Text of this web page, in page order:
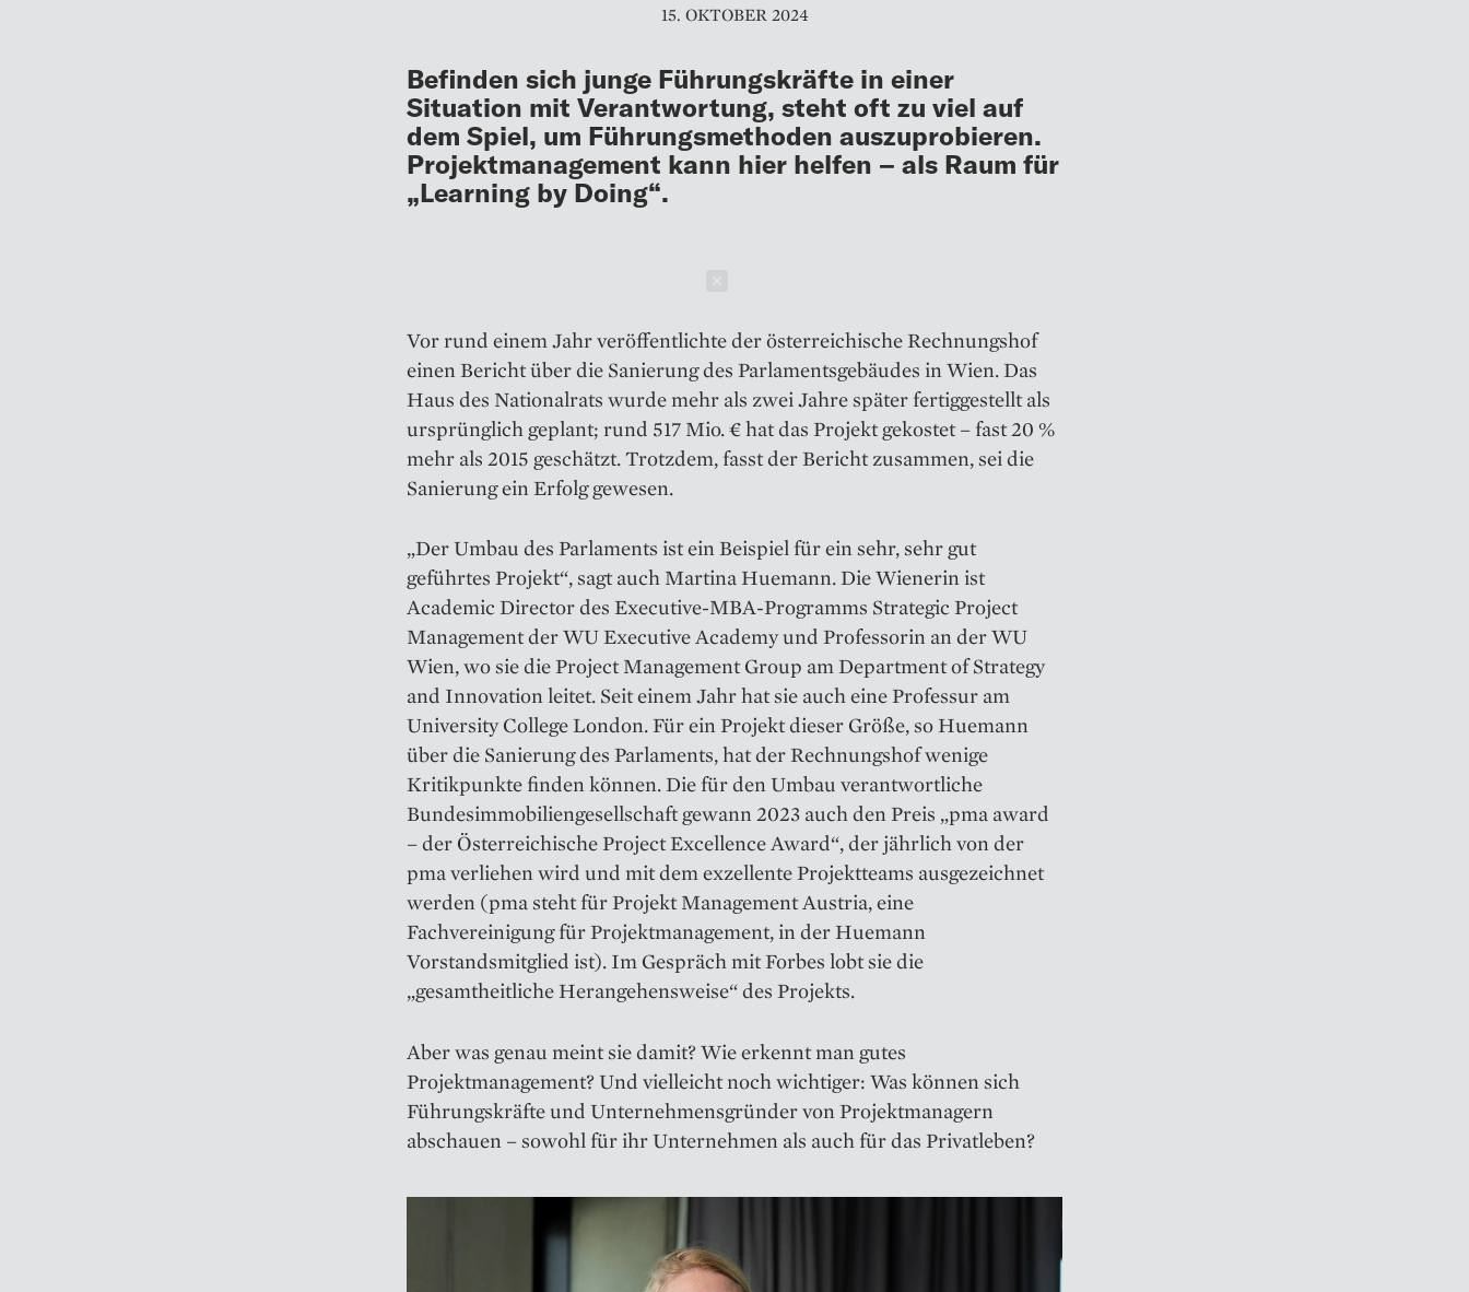
15. OKTOBER 2024
Befinden sich junge Führungskräfte in einer
Situation mit Verantwortung, steht oft zu viel auf
dem Spiel, um Führungsmethoden auszuprobieren.
Projektmanagement kann hier helfen – als Raum für
„Learning by Doing“.
Vor rund einem Jahr veröffentlichte der österreichische Rechnungshof
einen Bericht über die Sanierung des Parlamentsgebäudes in Wien. Das
Haus des Nationalrats wurde mehr als zwei Jahre später fertiggestellt als
ursprünglich geplant; rund 517 Mio. € hat das Projekt gekostet – fast 20 %
mehr als 2015 geschätzt. Trotzdem, fasst der Bericht zusammen, sei die
Sanierung ein Erfolg gewesen.
„Der Umbau des Parlaments ist ein Beispiel für ein sehr, sehr gut
geführtes Projekt“, sagt auch Martina Huemann. Die Wienerin ist
Academic Director des Executive-MBA-Programms Strategic Project
Management der WU Executive Academy und Professorin an der WU
Wien, wo sie die Project Management Group am Department of Strategy
and Inno­vation leitet. Seit einem Jahr hat sie auch eine Professur am
University College London. Für ein Projekt dieser Größe, so Huemann
über die Sanierung des Parlaments, hat der Rechnungshof wenige
Kritikpunkte finden können. Die für den Umbau verantwortliche
Bundesimmobiliengesellschaft gewann 2023 auch den Preis „pma award
– der Österreichische Project Excellence Award“, der jährlich von der
pma verliehen wird und mit dem exzellente Projektteams ausgezeichnet
werden (pma steht für Projekt Management Austria, eine
Fachvereinigung für Projektmanagement, in der Huemann
Vorstandsmitglied ist). Im Gespräch mit Forbes lobt sie die
„gesamtheitliche Herangehensweise“ des Projekts.
Aber was genau meint sie damit? Wie erkennt man gutes
Projektmanagement? Und vielleicht noch wichtiger: Was können sich
Führungskräfte und Unternehmens­gründer von Projektmanagern
abschauen – sowohl für ihr Unternehmen als auch für das Privatleben?